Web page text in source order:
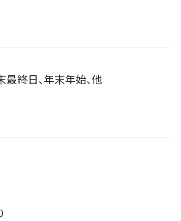
最終日、年末年始、他